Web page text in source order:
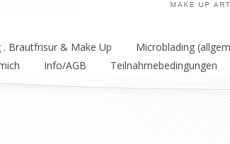
Brautfrisur & Make Up Microblading
Info/AGB Teilnahmebedingungen